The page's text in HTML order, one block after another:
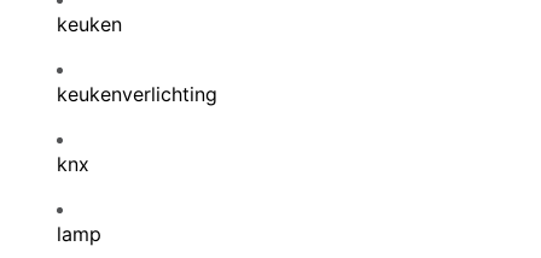
keuken
keukenverlichting
knx
lamp